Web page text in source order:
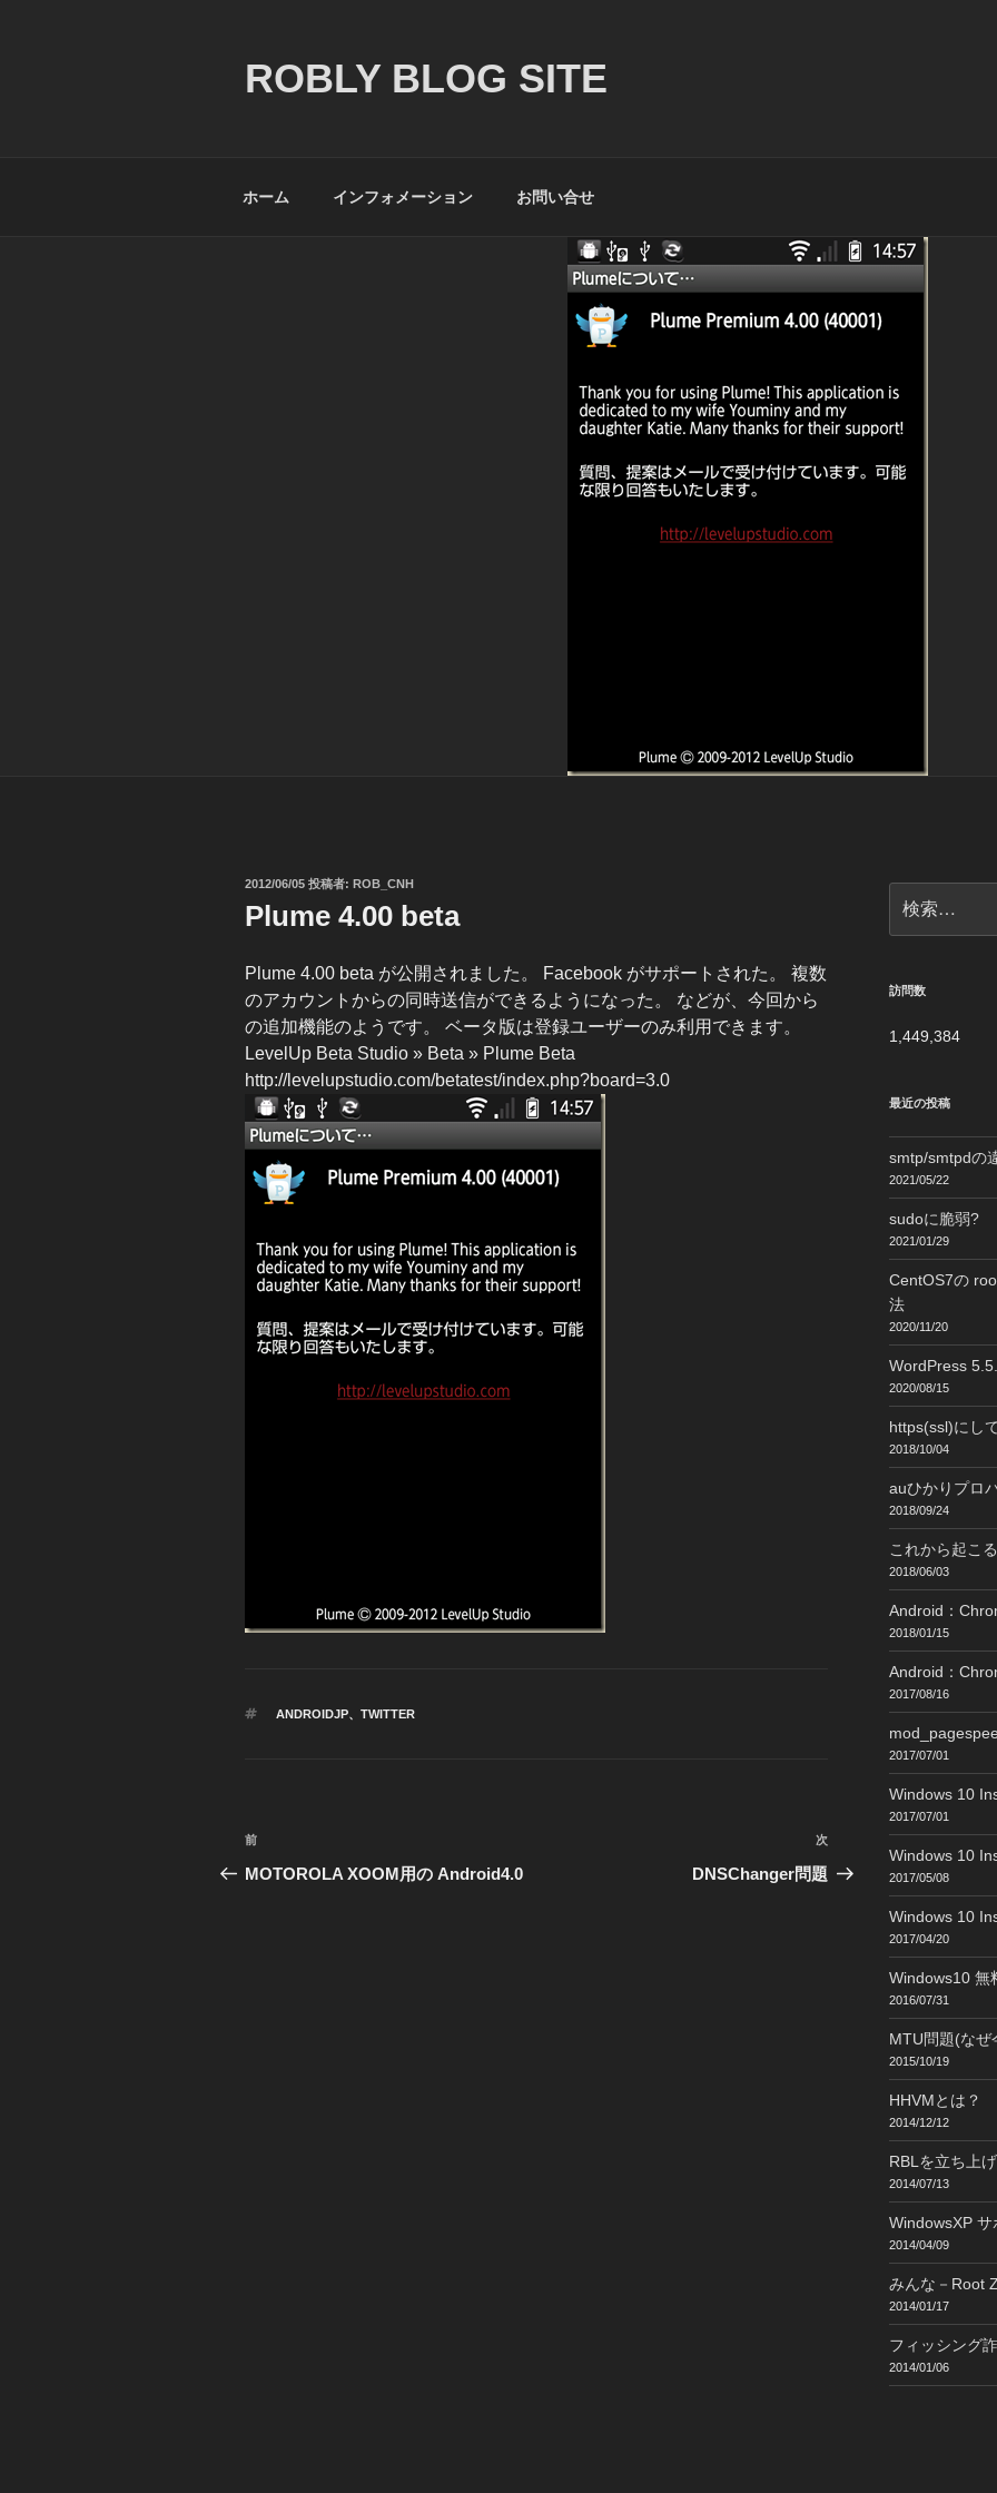
ROBLY BLOG SITE
ホーム インフォメーション お問い合せ
投
日:
2012/06/05 投稿者: ROB_CNH
Plume 4.00 beta
Plume 4.00 beta が公開されました。 Facebook がサポートされた。 複数
のアカウントからの同時送信ができるようになった。 などが、今回から
の追加機能のようです。 ベータ版は登録ユーザーのみ利用できます。
LevelUp Beta Studio » Beta » Plume Beta
http://levelupstudio.com/betatest/index.php?board=3.0
タ
ANDROIDJP、 TWITTER
投
稿
前
の
前
MOTOROLA XOOM用の Android4.0
次
の
次
DNSChanger問題
索:
訪問数
1,449,384
最近の投稿
smtp/smtpdの
2021/05/22
sudoに脆弱?
2021/01/29
CentOS7の
法
2020/11/20
WordPress
2020/08/15
https(ssl)にし
2018/10/04
auひかりプロ
2018/09/24
これから起こ
2018/06/03
Android：
2018/01/15
Android：
2017/08/16
2017/07/01
Windows 10
2017/07/01
Windows 10
2017/05/08
Windows 10
2017/04/20
Windows10 無
2016/07/31
MTU問題(なぜ
2015/10/19
HHVMとは？
2014/12/12
RBLを立ち上
2014/07/13
WindowsXP サ
2014/04/09
みんな－Root
2014/01/17
フィッシング
2014/01/06